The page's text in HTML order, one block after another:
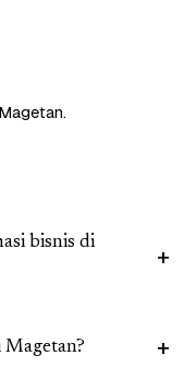
bisnis di
Magetan?